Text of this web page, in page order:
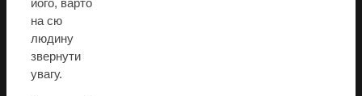
його, варто
на сю
людину
звернути
увагу.